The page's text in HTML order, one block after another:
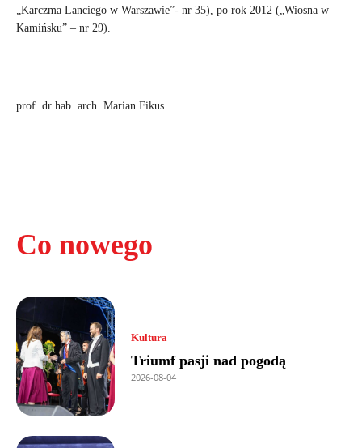
Co nowego
Kultura
Triumf pasji nad pogodą
2026-08-04
„Karczma Lanciego w Warszawie”- nr 35), po rok 2012 („Wiosna w
Kamińsku” – nr 29).
prof. dr hab. arch. Marian Fikus